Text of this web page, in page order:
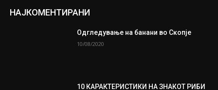
НАЈКОМЕНТИРАНИ
Одгледување на банани во Скопје
10/08/2020
10 КАРАКТЕРИСТИКИ НА ЗНАКОТ РИБИ